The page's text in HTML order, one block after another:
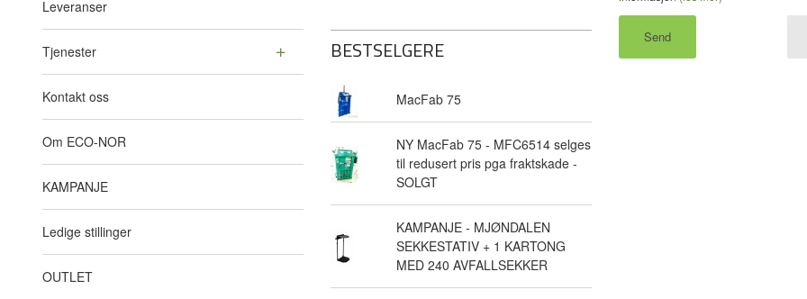
Leveranser
Tjenester
Kontakt oss
Om ECO-NOR
KAMPANJE
Ledige stillinger
OUTLET
BESTSELGERE
MacFab 75
NY MacFab 75 - MFC6514 selges
til redusert pris pga fraktskade -
SOLGT
KAMPANJE - MJØNDALEN
SEKKESTATIV + 1 KARTONG
MED 240 AVFALLSEKKER